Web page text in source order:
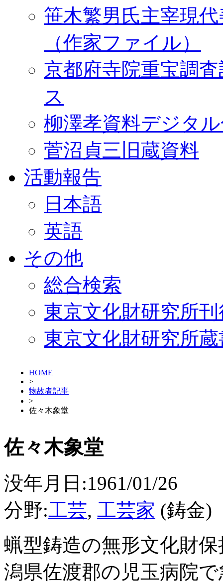
笹木繁男氏主宰現
（作家ファイル）
京都府寺院重宝調
ス
柳澤孝資料デジタ
菅沼貞三旧蔵資料
活動報告
日本語
英語
その他
総合検索
東京文化財研究所
東京文化財研究所
HOME
>
物故者記事
>
佐々木象堂
佐々木象堂
没年月日:1961/01/26
分野:工芸, 工芸家 (鋳金)
蝋型鋳造の無形文化財保
潟県佐渡郡の児玉病院